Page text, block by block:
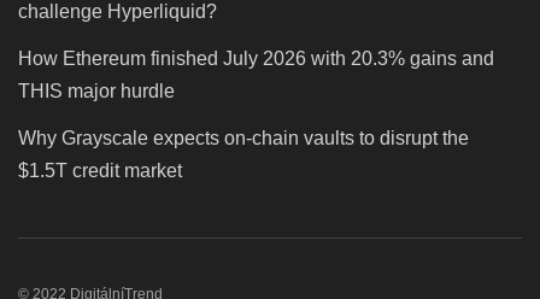
challenge Hyperliquid?
How Ethereum finished July 2026 with 20.3% gains and
THIS major hurdle
Why Grayscale expects on-chain vaults to disrupt the
$1.5T credit market
© 2022 DigitálníTrend